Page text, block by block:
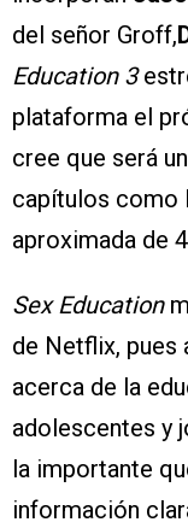
del señor Groff,
Education 3
plataforma el
cree que será
capítulos como
aproximada de
Sex Education
de Netflix, pues
acerca de la
adolescentes y
la importante
información